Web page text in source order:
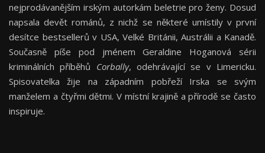
nejprodávanějším irským autorkám beletrie pro ženy. Dosud
napsala devět románů, z nichž se některé umístily v první
desítce bestsellerů v USA, Velké Británii, Austrálii a Kanadě.
Současně píše pod jménem Geraldine Hoganová sérii
kriminálních příběhů Corbally, odehrávající se v Limericku.
Spisovatelka žije na západním pobřeží Irska se svým
manželem a čtyřmi dětmi. V místní krajině a přírodě se často
inspiruje.